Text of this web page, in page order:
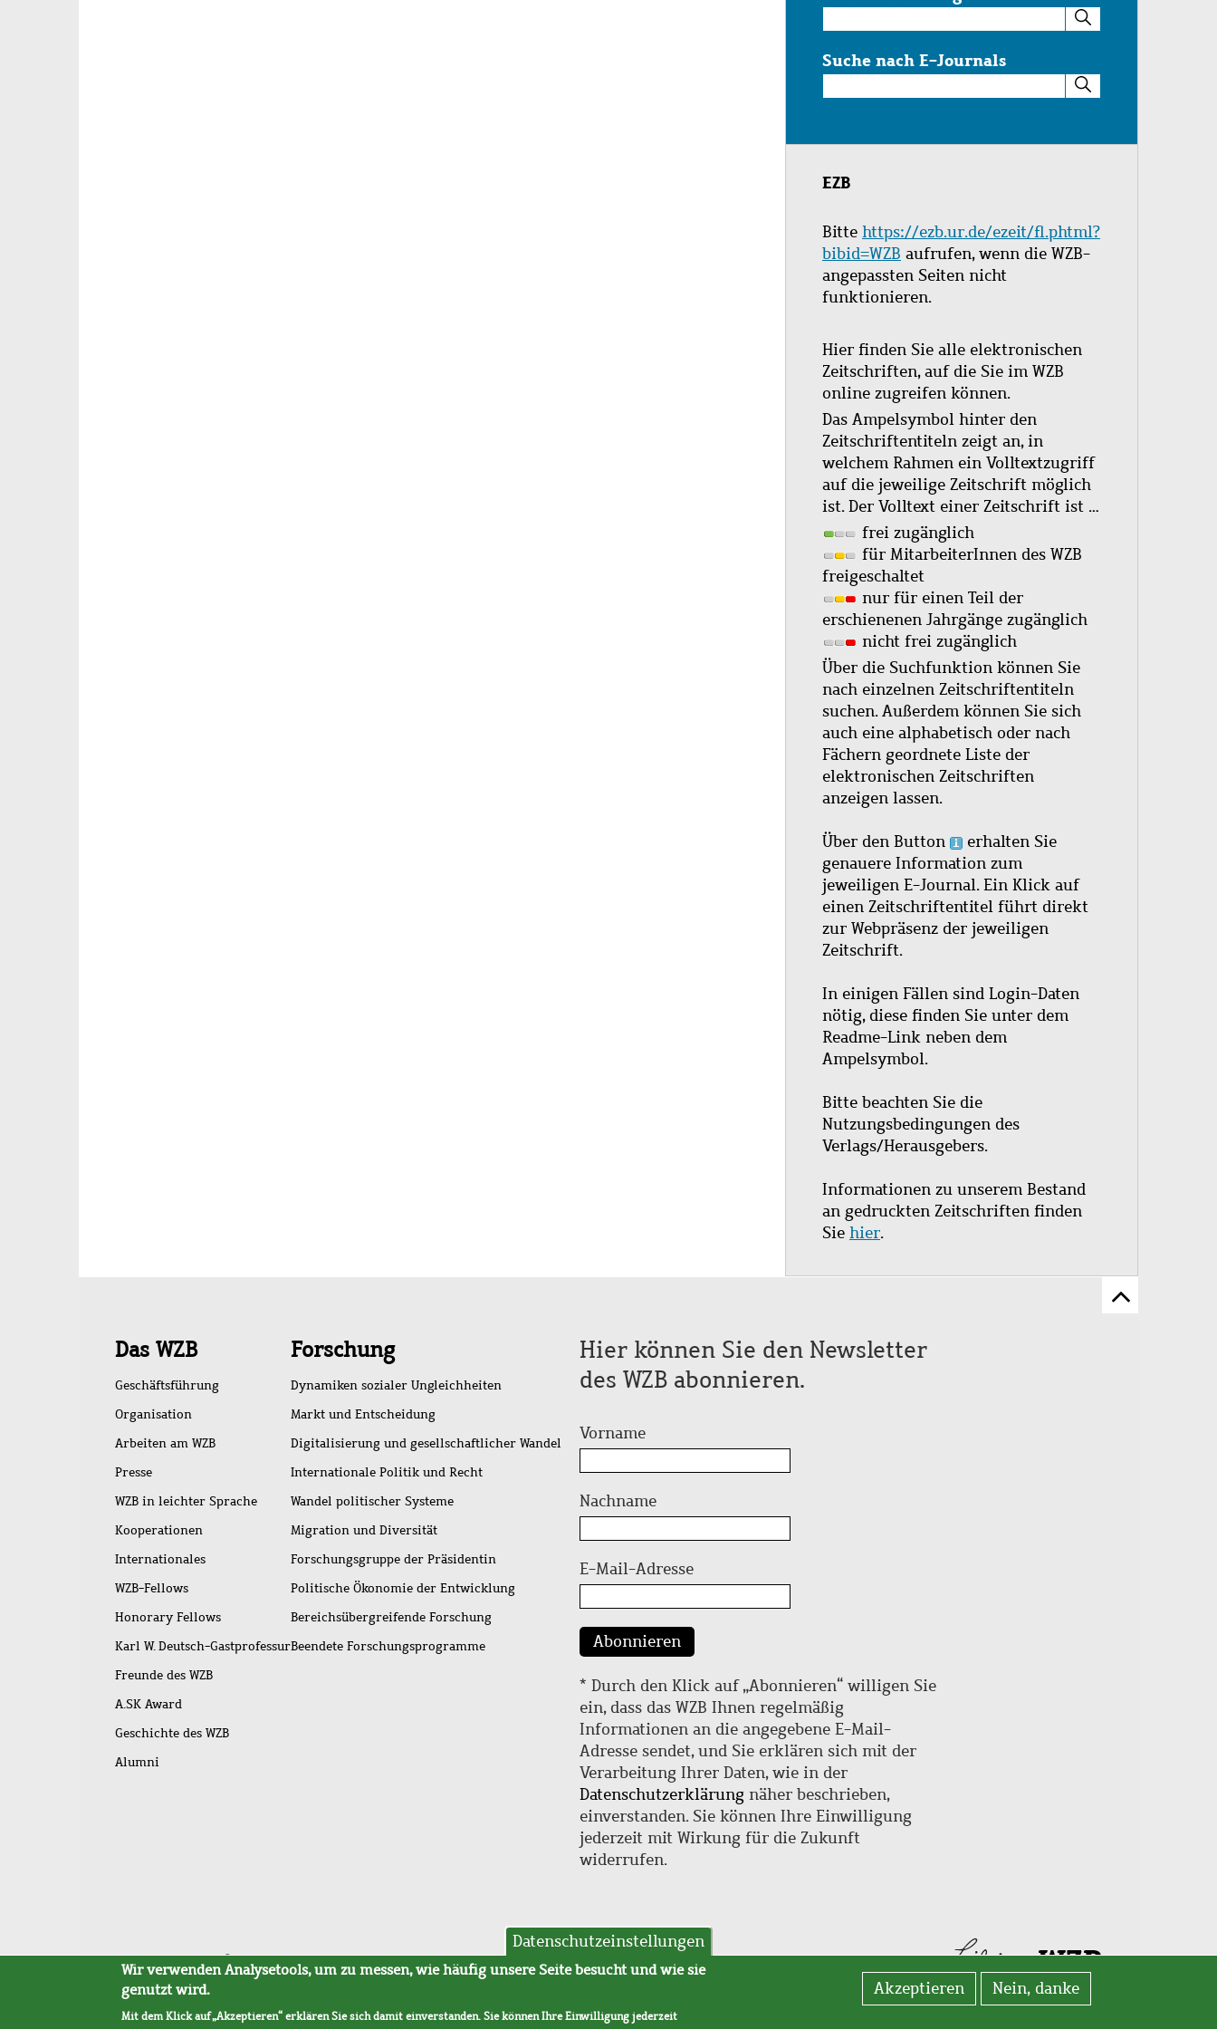
im
Katalog
Suche nach E-Journals
nach
Journals
EZB
Bitte https://ezb.ur.de/ezeit/fl.phtml?
bibid=WZB aufrufen, wenn die WZB-
angepassten Seiten nicht
funktionieren.
Hier finden Sie alle elektronischen
Zeitschriften, auf die Sie im WZB
online zugreifen können.
Das Ampelsymbol hinter den
Zeitschriftentiteln zeigt an, in
welchem Rahmen ein Volltextzugriff
auf die jeweilige Zeitschrift möglich
ist. Der Volltext einer Zeitschrift ist …
frei zugänglich
für MitarbeiterInnen des WZB
freigeschaltet
nur für einen Teil der
erschienenen Jahrgänge zugänglich
nicht frei zugänglich
Über die Suchfunktion können Sie
nach einzelnen Zeitschriftentiteln
suchen. Außerdem können Sie sich
auch eine alphabetisch oder nach
Fächern geordnete Liste der
elektronischen Zeitschriften
anzeigen lassen.
Über den Button
erhalten Sie
genauere Information zum
jeweiligen E-Journal. Ein Klick auf
einen Zeitschriftentitel führt direkt
zur Webpräsenz der jeweiligen
Zeitschrift.
In einigen Fällen sind Login-Daten
nötig, diese finden Sie unter dem
Readme-Link neben dem
Ampelsymbol.
Bitte beachten Sie die
Nutzungsbedingungen des
Verlags/Herausgebers.
Informationen zu unserem Bestand
an gedruckten Zeitschriften finden
Sie hier.
Zum
Schnellzugriff
Das WZB
Geschäftsführung
Organisation
Arbeiten am WZB
Presse
WZB in leichter Sprache
Kooperationen
Internationales
WZB-Fellows
Honorary Fellows
Karl W. Deutsch-Gastprofessur
Freunde des WZB
A.SK Award
Geschichte des WZB
Alumni
Forschung
Dynamiken sozialer Ungleichheiten
Markt und Entscheidung
Digitalisierung und gesellschaftlicher Wandel
Internationale Politik und Recht
Wandel politischer Systeme
Migration und Diversität
Forschungsgruppe der Präsidentin
Politische Ökonomie der Entwicklung
Bereichsübergreifende Forschung
Beendete Forschungsprogramme
Hier können Sie den Newsletter
des WZB abonnieren.
Vorname
Nachname
E-Mail-Adresse
Abonnieren
* Durch den Klick auf „Abonnieren“ willigen Sie
ein, dass das WZB Ihnen regelmäßig
Informationen an die angegebene E-Mail-
Adresse sendet, und Sie erklären sich mit der
Verarbeitung Ihrer Daten, wie in der
Datenschutzerklärung näher beschrieben,
einverstanden. Sie können Ihre Einwilligung
jederzeit mit Wirkung für die Zukunft
widerrufen.
Fußleistenmenü
SitemapBarrierefreiheitImpressumDatenschutzAVB
Datenschutzeinstellungen
Wir verwenden Analysetools, um zu messen, wie häufig unsere Seite besucht und wie sie
genutzt wird.
Mit dem Klick auf „Akzeptieren“ erklären Sie sich damit einverstanden. Sie können Ihre Einwilligung jederzeit
Akzeptieren Nein, danke